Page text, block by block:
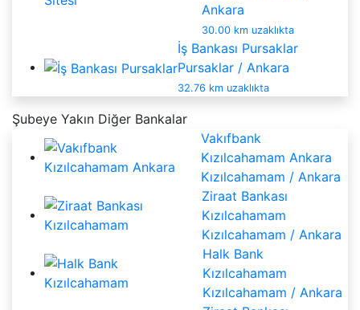
Ankara
30.00 km uzaklıkta
İş Bankası Pursaklar
Pursaklar / Ankara
32.76 km uzaklıkta
Şubeye Yakın Diğer Bankalar
Vakıfbank
Kızılcahamam Ankara
Kızılcahamam / Ankara
Ziraat Bankası
Kızılcahamam
Kızılcahamam / Ankara
Halk Bank
Kızılcahamam
Kızılcahamam / Ankara